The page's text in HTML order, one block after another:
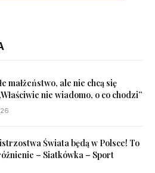
małżeństwo, ale nie chcą się
nie wiadomo, o co chodzi”
Świata będą w Polsce! To
– Siatkówka – Sport